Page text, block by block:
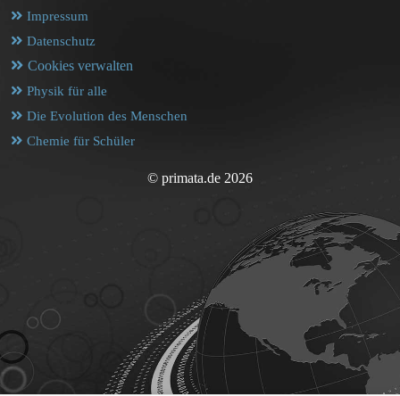
Impressum
Datenschutz
Cookies verwalten
Physik für alle
Die Evolution des Menschen
Chemie für Schüler
© primata.de 2026